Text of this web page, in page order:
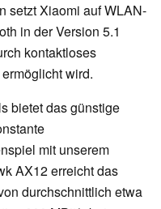
setzt Xiaomi auf WLAN-
in der Version 5.1
kontaktloses
wird.
bietet das günstige
mit unserem
AX12 erreicht das
durchschnittlich etwa